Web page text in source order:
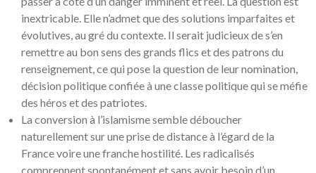
inextricable. Elle n’admet que des solutions imparfaites et
évolutives, au gré du contexte. Il serait judicieux de s’en
remettre au bon sens des grands flics et des patrons du
renseignement, ce qui pose la question de leur nomination,
décision politique confiée à une classe politique qui se méfie
des héros et des patriotes.
La conversion à l’islamisme semble déboucher
naturellement sur une prise de distance à l’égard de la
France voire une franche hostilité. Les radicalisés
comprennent spontanément et sans avoir besoin d’un